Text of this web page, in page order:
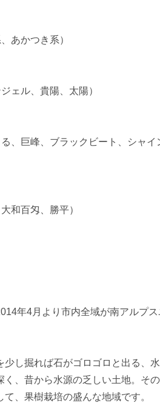
かつき系）
ル、貴陽、太陽）
巨峰、ブラックビート、シャイ
百匁、勝平）
年4月より市内全域が南アルプ
少し掘れば石がゴロゴロと出る、
く、昔から水源の乏しい土地。そ
、果樹栽培の盛んな地域です。